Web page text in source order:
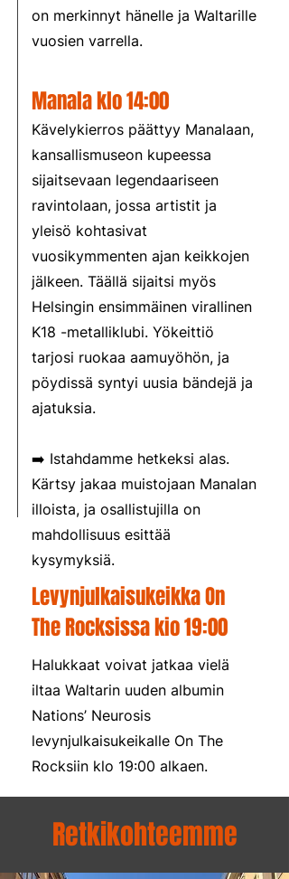
on merkinnyt hänelle ja Waltarille
vuosien varrella.
Manala klo 14:00
Kävelykierros päättyy Manalaan,
kansallismuseon kupeessa
sijaitsevaan legendaariseen
ravintolaan, jossa artistit ja
yleisö kohtasivat
vuosikymmenten ajan keikkojen
jälkeen. Täällä sijaitsi myös
Helsingin ensimmäinen virallinen
K18 -metalliklubi. Yökeittiö
tarjosi ruokaa aamuyöhön, ja
pöydissä syntyi uusia bändejä ja
ajatuksia.
➡️ Istahdamme hetkeksi alas.
Kärtsy jakaa muistojaan Manalan
illoista, ja osallistujilla on
mahdollisuus esittää
kysymyksiä.
Levynjulkaisukeikka On
The Rocksissa kio 19:00
Halukkaat voivat jatkaa vielä
iltaa Waltarin uuden albumin
Nations’ Neurosis
levynjulkaisukeikalle On The
Rocksiin klo 19:00 alkaen.
Retkikohteemme